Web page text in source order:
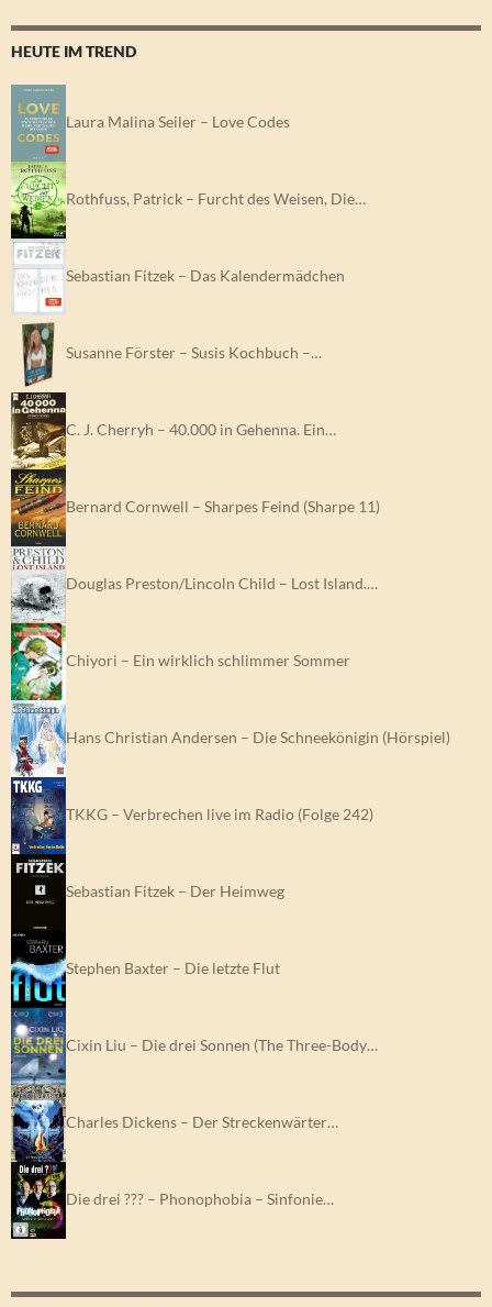
HEUTE IM TREND
Laura Malina Seiler – Love Codes
Rothfuss, Patrick – Furcht des Weisen, Die…
Sebastian Fitzek – Das Kalendermädchen
Susanne Förster – Susis Kochbuch –…
C. J. Cherryh – 40.000 in Gehenna. Ein…
Bernard Cornwell – Sharpes Feind (Sharpe 11)
Douglas Preston/Lincoln Child – Lost Island.…
Chiyori – Ein wirklich schlimmer Sommer
Hans Christian Andersen – Die Schneekönigin (Hörspiel)
TKKG – Verbrechen live im Radio (Folge 242)
Sebastian Fitzek – Der Heimweg
Stephen Baxter – Die letzte Flut
Cixin Liu – Die drei Sonnen (The Three-Body…
Charles Dickens – Der Streckenwärter…
Die drei ??? – Phonophobia – Sinfonie…